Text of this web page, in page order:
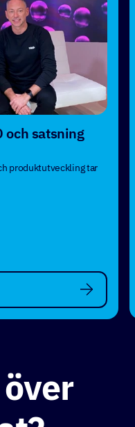
och satsning
produktutveckling tar